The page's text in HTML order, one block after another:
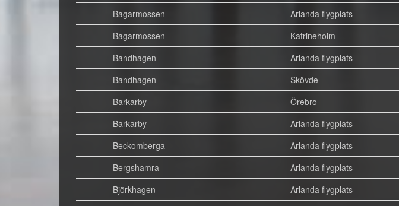
Bagarmossen
Arlanda flygplats
Bagarmossen
Katrineholm
Bandhagen
Arlanda flygplats
Bandhagen
Skövde
Barkarby
Örebro
Barkarby
Arlanda flygplats
Beckomberga
Arlanda flygplats
Bergshamra
Arlanda flygplats
Björkhagen
Arlanda flygplats